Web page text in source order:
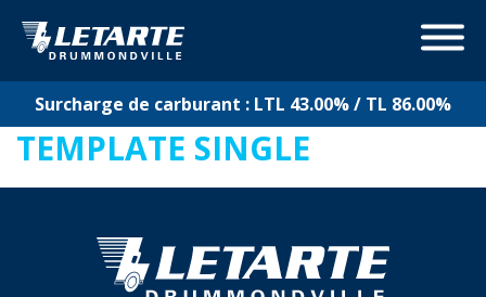
Surcharge de carburant : LTL 43.00% / TL 86.00%
TEMPLATE SINGLE